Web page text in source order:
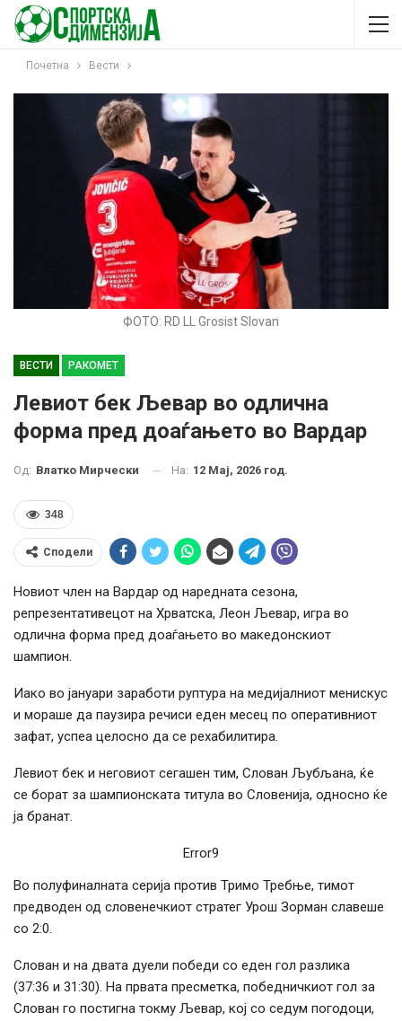
Почетна Вести
ФОТО: RD LL Grosist Slovan
ВЕСТИ РАКОМЕТ
Левиот бек Љевар во одлична
форма пред доаѓањето во Вардар
Од: Влатко Мирчески На: 12 Мај, 2026 год.
348
Сподели
Новиот член на Вардар од наредната сезона,
репрезентативецот на Хрватска, Леон Љевар, игра во
одлична форма пред доаѓањето во македонскиот
шампион.
Иако во јануари заработи руптура на медијалниот менискус
и мораше да паузира речиси еден месец по оперативниот
зафат, успеа целосно да се рехабилитира.
Левиот бек и неговиот сегашен тим, Слован Љубљана, ќе
се борат за шампионската титула во Словенија, односно ќе
ја бранат.
Error9
Во полуфиналната серија против Тримо Требње, тимот
предводен од словенечкиот стратег Урош Зорман славеше
со 2:0.
Слован и на двата дуели победи со еден гол разлика
(37:36 и 31:30). На првата пресметка, победничкиот гол за
Слован го постигна токму Љевар, кој со седум погодоци,